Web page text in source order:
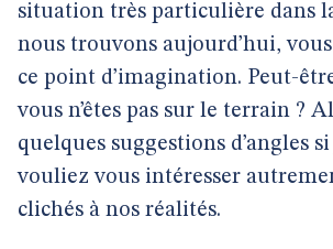
situation très particulière dans
nous trouvons aujourd’hui,
ce point d’imagination. Peut-
vous n’êtes pas sur le terrain ?
quelques suggestions d’angles
vouliez vous intéresser
clichés à nos réalités.